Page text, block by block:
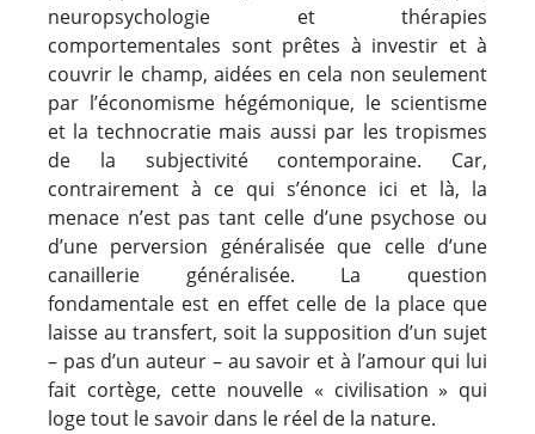
neuropsychologie et thérapies
comportementales sont prêtes à investir et à
couvrir le champ, aidées en cela non seulement
par l’économisme hégémonique, le scientisme
et la technocratie mais aussi par les tropismes
de la subjectivité contemporaine. Car,
contrairement à ce qui s’énonce ici et là, la
menace n’est pas tant celle d’une psychose ou
d’une perversion généralisée que celle d’une
canaillerie généralisée. La question
fondamentale est en effet celle de la place que
laisse au transfert, soit la supposition d’un sujet
– pas d’un auteur – au savoir et à l’amour qui lui
fait cortège, cette nouvelle « civilisation » qui
loge tout le savoir dans le réel de la nature.